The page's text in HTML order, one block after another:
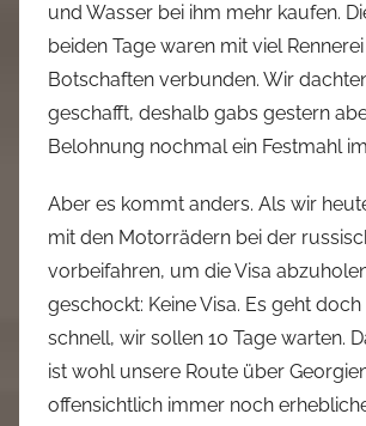
und Wasser bei ihm mehr kaufen.
beiden Tage waren mit viel
Botschaften verbunden. Wir
geschafft, deshalb gabs gestern
Belohnung nochmal ein Festmahl
Aber es kommt anders. Als wir
mit den Motorrädern bei der
vorbeifahren, um die Visa
geschockt: Keine Visa. Es geht
schnell, wir sollen 10 Tage warten.
ist wohl unsere Route über
offensichtlich immer noch